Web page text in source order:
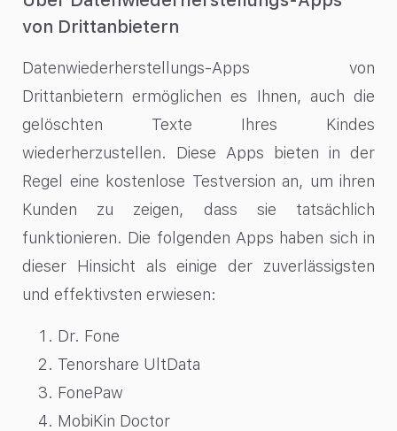
von Drittanbietern
Datenwiederherstellungs-Apps von
Drittanbietern ermöglichen es Ihnen, auch die
gelöschten Texte Ihres Kindes
wiederherzustellen. Diese Apps bieten in der
Regel eine kostenlose Testversion an, um ihren
Kunden zu zeigen, dass sie tatsächlich
funktionieren. Die folgenden Apps haben sich in
dieser Hinsicht als einige der zuverlässigsten
und effektivsten erwiesen:
Dr. Fone
Tenorshare UltData
FonePaw
MobiKin Doctor